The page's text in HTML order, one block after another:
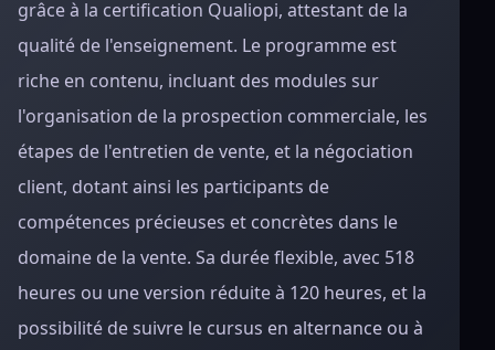
grâce à la certification Qualiopi, attestant de la
qualité de l'enseignement. Le programme est
riche en contenu, incluant des modules sur
l'organisation de la prospection commerciale, les
étapes de l'entretien de vente, et la négociation
client, dotant ainsi les participants de
compétences précieuses et concrètes dans le
domaine de la vente. Sa durée flexible, avec 518
heures ou une version réduite à 120 heures, et la
possibilité de suivre le cursus en alternance ou à